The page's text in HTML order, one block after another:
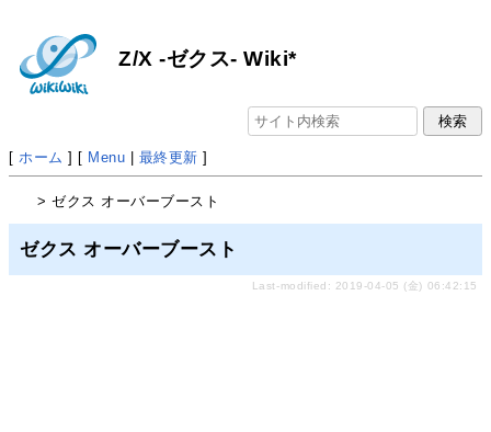
Z/X -ゼクス- Wiki*
[ ホーム ] [ Menu | 最終更新 ]
> ゼクス オーバーブースト
ゼクス オーバーブースト
Last-modified: 2019-04-05 (金) 06:42:15